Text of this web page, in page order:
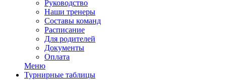
Руководство
Наши тренеры
Составы команд
Расписание
Для родителей
Документы
Оплата
Меню
Турнирные таблицы